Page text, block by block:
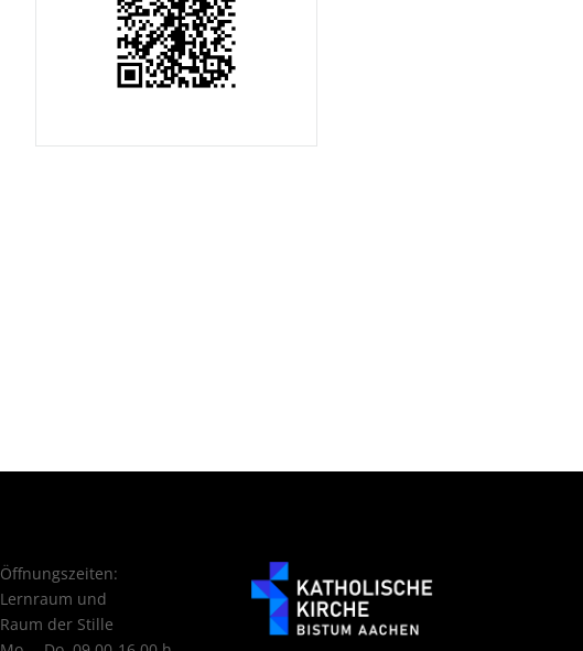
Öffnungszeiten:
Lernraum und
Raum der Stille